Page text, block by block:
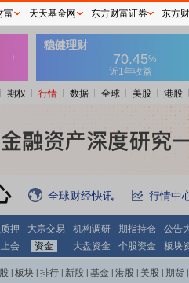
期权 行情 数据 全球 美股 港股
全球财经快讯 行情中
押 大宗交易 机构调研 期指持仓
公告
会 资金 大盘资金 个股资金 板块
板块 排行 新股 基金 港股 美股 期货
富 天天基金网 东方财富证券 东方